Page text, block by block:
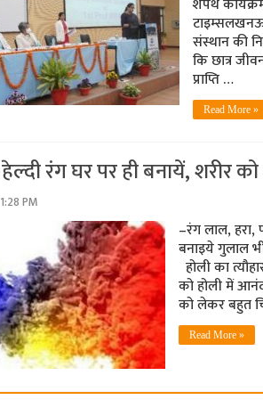
शपथ
संस्थान की
कि छात्र
प्राप्ति …
Read More »
रंग घर पर ही बनायें, शरीर
PM
–रंग लाल, हरा,
बनाइये गुलाल
होली का
को होली में
को लेकर बहुत
Read More »